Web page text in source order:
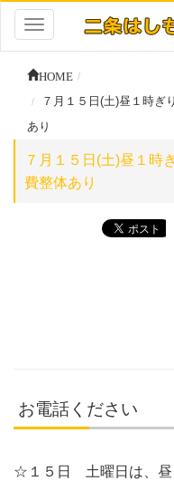
Toggle
navigation
HOME
７月１５日(土)昼１時
あり
７月１５日(土)昼１
費整体あり
お電話ください
☆１５日 土曜日は、昼